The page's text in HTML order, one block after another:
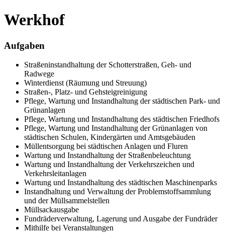
Werkhof
Aufgaben
Straßeninstandhaltung der Schotterstraßen, Geh- und
Radwege
Winterdienst (Räumung und Streuung)
Straßen-, Platz- und Gehsteigreinigung
Pflege, Wartung und Instandhaltung der städtischen Park- und
Grünanlagen
Pflege, Wartung und Instandhaltung des städtischen Friedhofs
Pflege, Wartung und Instandhaltung der Grünanlagen von
städtischen Schulen, Kindergärten und Amtsgebäuden
Müllentsorgung bei städtischen Anlagen und Fluren
Wartung und Instandhaltung der Straßenbeleuchtung
Wartung und Instandhaltung der Verkehrszeichen und
Verkehrsleitanlagen
Wartung und Instandhaltung des städtischen Maschinenparks
Instandhaltung und Verwaltung der Problemstoffsammlung
und der Müllsammelstellen
Müllsackausgabe
Fundräderverwaltung, Lagerung und Ausgabe der Fundräder
Mithilfe bei Veranstaltungen